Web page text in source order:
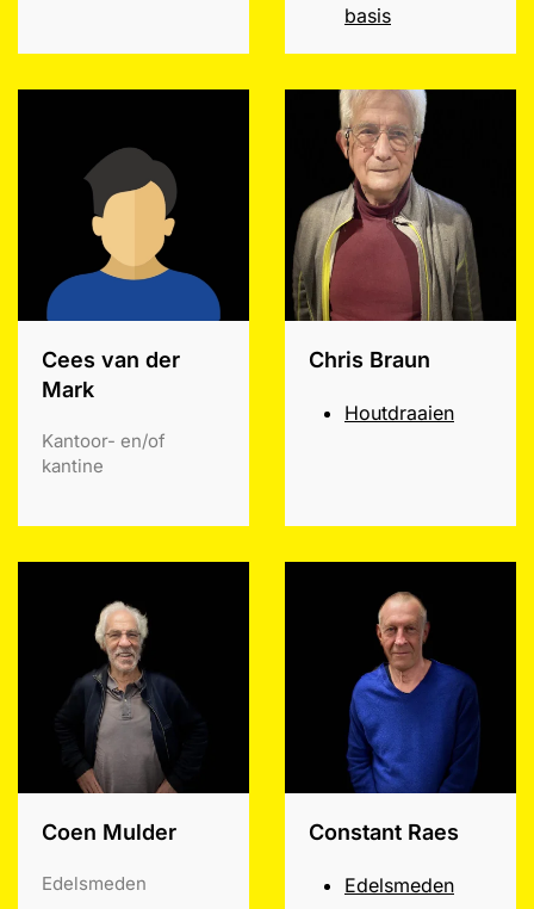
basis
Cees van der
Mark
Kantoor- en/of
kantine
Chris Braun
Houtdraaien
Coen Mulder
Edelsmeden
Constant Raes
Edelsmeden